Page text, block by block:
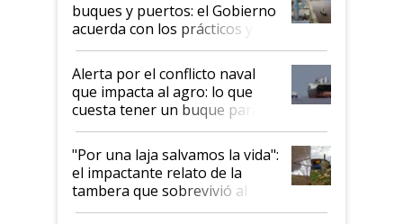
buques y puertos: el Gobierno
acuerda con los prácticos y
suspende el decreto de
desregulación
Alerta por el conflicto naval
que impacta al agro: lo que
cuesta tener un buque parado
y el peligro de que Argentina
pase a ser "país sucio"
"Por una laja salvamos la vida":
el impactante relato de la
tambera que sobrevivió al
tornado